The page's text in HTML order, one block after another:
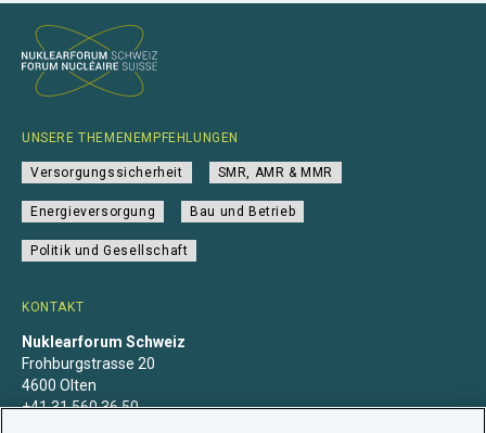
KONTAKT
Nuklearforum Schweiz
Frohburgstrasse 20
4600 Olten
+41 31 560 36 50
UNSERE THEMENEMPFEHLUNGEN
Versorgungssicherheit SMR, AMR & MMR
Energieversorgung Bau und Betrieb
Politik und Gesellschaft